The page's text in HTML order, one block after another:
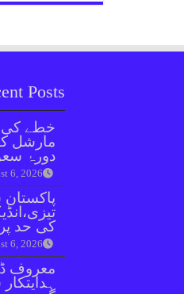
Posts
خطے کی
مارشل
دورۂ
6, 2026
کی حد
6, 2026
معروف